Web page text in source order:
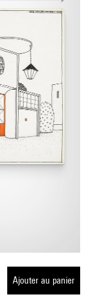
Ajouter au panier